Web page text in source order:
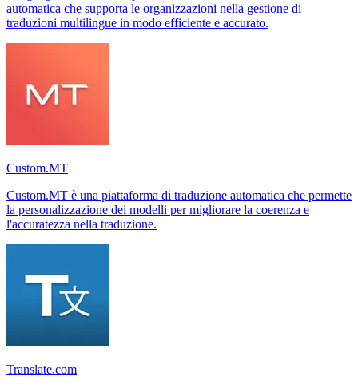
automatica che supporta le organizzazioni nella gestione di
traduzioni multilingue in modo efficiente e accurato.
Custom.MT
Custom.MT è una piattaforma di traduzione automatica che permette
la personalizzazione dei modelli per migliorare la coerenza e
l'accuratezza nella traduzione.
Translate.com